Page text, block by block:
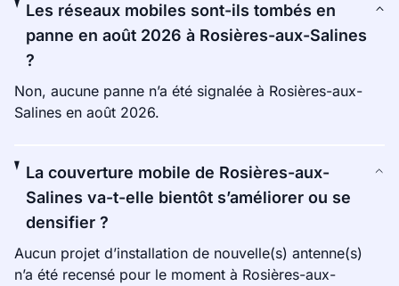
Les réseaux mobiles sont-ils tombés en
panne en août 2026 à Rosières-aux-Salines
?
Non, aucune panne n’a été signalée à Rosières-aux-
Salines en août 2026.
La couverture mobile de Rosières-aux-
Salines va-t-elle bientôt s’améliorer ou se
densifier ?
Aucun projet d’installation de nouvelle(s) antenne(s)
n’a été recensé pour le moment à Rosières-aux-